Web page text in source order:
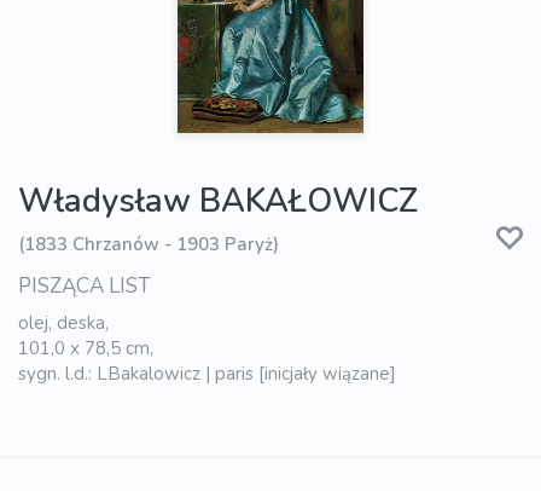
Władysław BAKAŁOWICZ
(1833 Chrzanów - 1903 Paryż)
PISZĄCA LIST
olej, deska,
101,0 x 78,5 cm,
sygn. l.d.: LBakalowicz | paris [inicjały wiązane]